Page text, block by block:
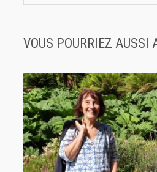
VOUS POURRIEZ AUSSI